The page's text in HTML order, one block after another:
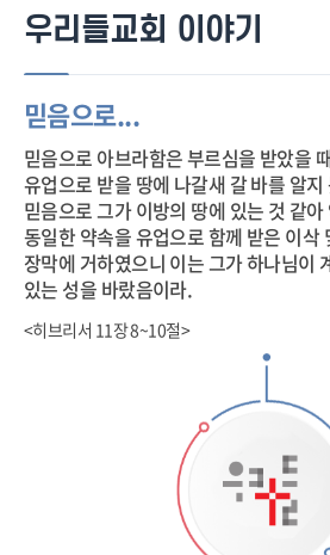
우리들교회 이야기
믿음으로...
믿음으로 아브라함은 부르심을 받았을
유업으로 받을 땅에 나갈새 갈 바를 알
믿음으로 그가 이방의 땅에 있는 것 같
동일한 약속을 유업으로 함께 받은 이삭
장막에 거하였으니 이는 그가 하나님이
있는 성을 바랐음이라.
<히브리서 11장 8~10절>